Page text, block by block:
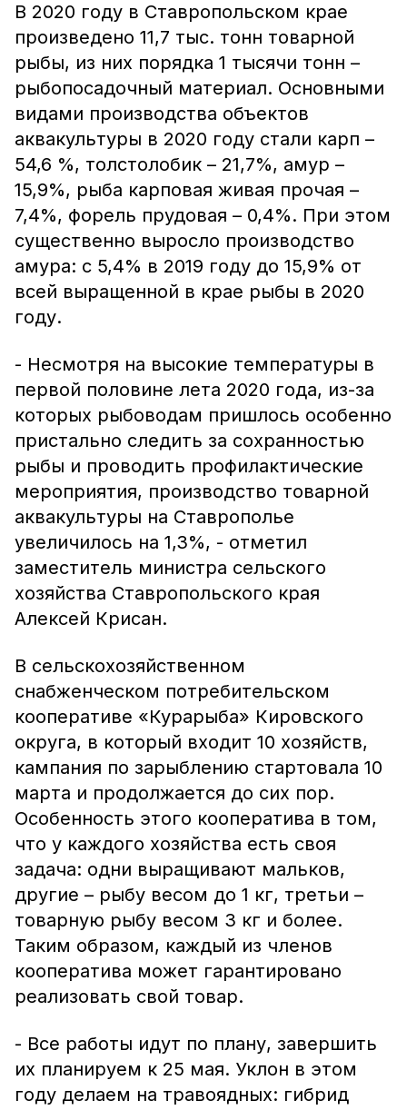
В 2020 году в Ставропольском крае
произведено 11,7 тыс. тонн товарной
рыбы, из них порядка 1 тысячи тонн –
рыбопосадочный материал. Основными
видами производства объектов
аквакультуры в 2020 году стали карп –
54,6 %, толстолобик – 21,7%, амур –
15,9%, рыба карповая живая прочая –
7,4%, форель прудовая – 0,4%. При этом
существенно выросло производство
амура: с 5,4% в 2019 году до 15,9% от
всей выращенной в крае рыбы в 2020
году.
- Несмотря на высокие температуры в
первой половине лета 2020 года, из-за
которых рыбоводам пришлось особенно
пристально следить за сохранностью
рыбы и проводить профилактические
мероприятия, производство товарной
аквакультуры на Ставрополье
увеличилось на 1,3%, - отметил
заместитель министра сельского
хозяйства Ставропольского края
Алексей Крисан.
В сельскохозяйственном
снабженческом потребительском
кооперативе «Курарыба» Кировского
округа, в который входит 10 хозяйств,
кампания по зарыблению стартовала 10
марта и продолжается до сих пор.
Особенность этого кооператива в том,
что у каждого хозяйства есть своя
задача: одни выращивают мальков,
другие – рыбу весом до 1 кг, третьи –
товарную рыбу весом 3 кг и более.
Таким образом, каждый из членов
кооператива может гарантировано
реализовать свой товар.
- Все работы идут по плану, завершить
их планируем к 25 мая. Уклон в этом
году делаем на травоядных: гибрид